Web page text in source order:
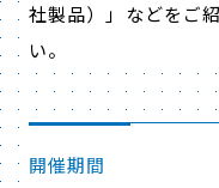
社製品）」などをご
い。
開催期間